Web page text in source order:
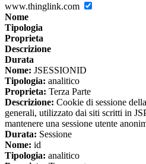
www.thinglink.com
Nome
Tipologia
Proprieta
Descrizione
Durata
Nome: JSESSIONID
Tipologia: analitico
Proprieta: Terza Parte
Descrizione: Cookie di sessione
generali, utilizzato dai siti scritti in
mantenere una sessione utente
Durata: Sessione
Nome: id
Tipologia: analitico